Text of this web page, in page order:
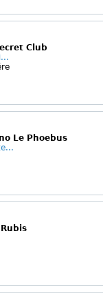
Club
Le Phoebus